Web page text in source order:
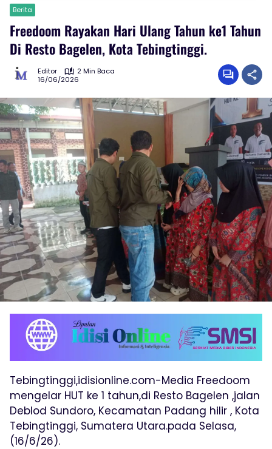
Berita
Freedoom Rayakan Hari Ulang Tahun ke1 Tahun
Di Resto Bagelen, Kota Tebingtinggi.
Editor
2 Min Baca
16/06/2026
Tebingtinggi,idisionline.com-Media Freedoom
mengelar HUT ke 1 tahun,di Resto Bagelen ,jalan
Deblod Sundoro, Kecamatan Padang hilir , Kota
Tebingtinggi, Sumatera Utara.pada Selasa,
(16/6/26).